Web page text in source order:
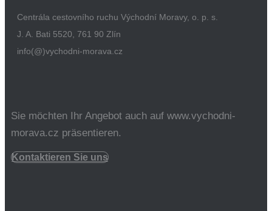
Centrála cestovního ruchu Východní Moravy, o. p. s.
J. A. Bati 5520, 761 90 Zlín
info(@)vychodni-morava.cz
Sie möchten Ihr Angebot auch auf www.vychodni-
morava.cz präsentieren.
Kontaktieren Sie uns